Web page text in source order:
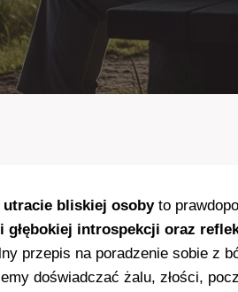
utracie bliskiej osobyto
głębokiej introspekcji oraz
przepis na poradzenie sobie z
doświadczać żalu, złości,